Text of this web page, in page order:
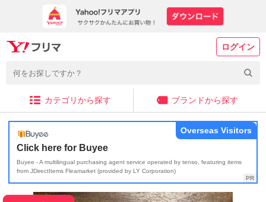
ログイン
カテゴリから探す ブランドから探す
Click here for Buyee
Buyee - A multilingual purchasing agent service operated by tenso, featuring items
from JDirectItems Fleamarket (provided by LY Corporation)
Overseas Visitors